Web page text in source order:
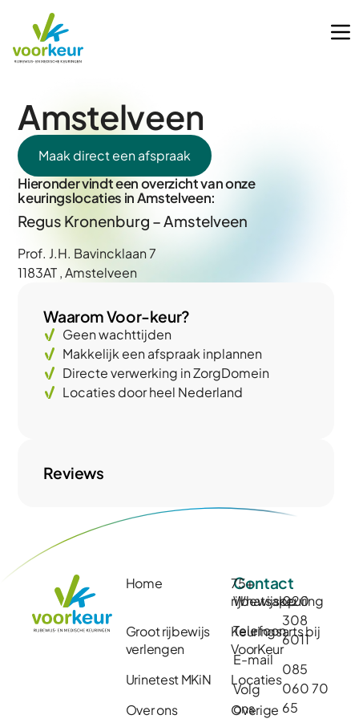
Amstelveen
Maak direct een afspraak
Hieronder vindt een overzicht van onze
keuringslocaties in Amstelveen:
Regus Kronenburg – Amstelveen
Prof. J.H. Bavincklaan 7
1183AT , Amstelveen
Waarom Voor-keur?
Geen wachttijden
Makkelijk een afspraak inplannen
Directe verwerking in ZorgDomein
Locaties door heel Nederland
Reviews
Home
75+
rijbewijskeuring
Groot rijbewijs
verlengen
Keuringsarts bij
VoorKeur
Urinetest MKiN
Locaties
Over ons
Overige
Contact
Whatsapp
Telefoon
E-mail
Volg
ons
020
308
6011
085
060 70
65